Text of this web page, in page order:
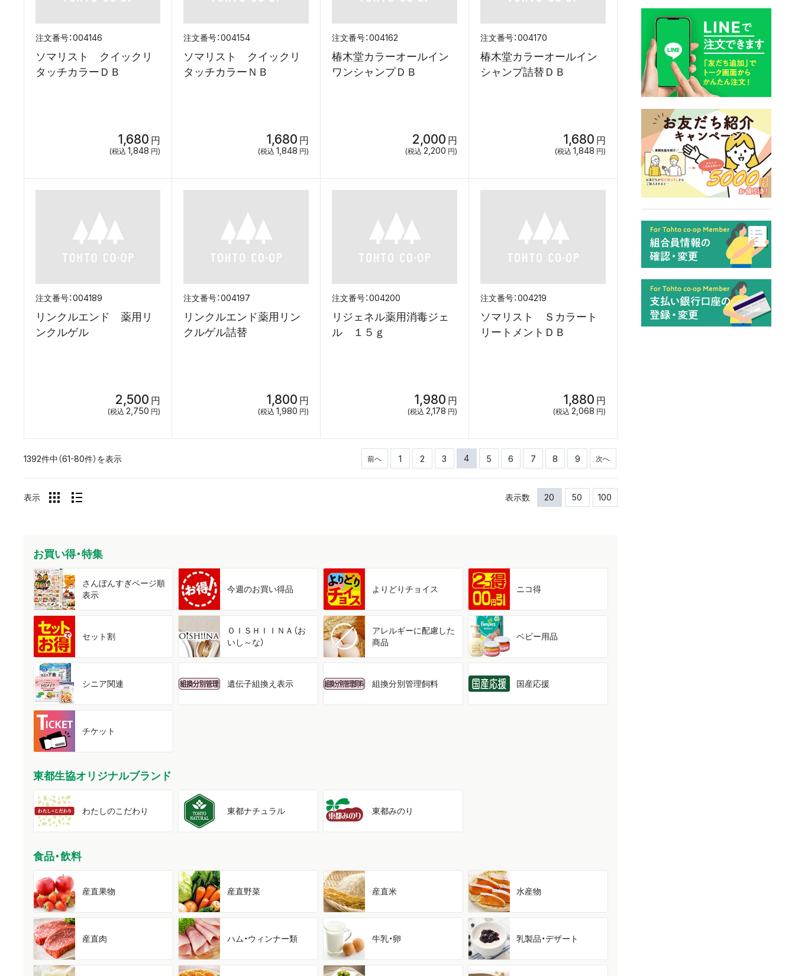
004146
ソマリスト クイックリ
タッチカラーＤＢ
1,680 円
(税込 1,848 円)
004154
ソマリスト クイックリ
タッチカラーＮＢ
1,680 円
(税込 1,848 円)
004162
椿木堂カラーオールイン
ワンシャンプＤＢ
2,000 円
(税込 2,200 円)
004170
椿木堂カラーオールイン
シャンプ詰替ＤＢ
1,680 円
(税込 1,848 円)
004189
リンクルエンド 薬用リ
ンクルゲル
2,500 円
(税込 2,750 円)
004197
リンクルエンド薬用リン
クルゲル詰替
1,800 円
(税込 1,980 円)
004200
リジェネル薬用消毒ジェ
ル １５ｇ
1,980 円
(税込 2,178 円)
004219
ソマリスト Ｓカラート
リートメントＤＢ
1,880 円
(税込 2,068 円)
1392件中（61-80件）を表示 前へ 1 2 3 4 5 6 7 8 9 次へ
表示 表示数 20 50 100
お買い得・特集
さんぼんすぎページ順
表示
今週のお買い得品 よりどりチョイス ニコ得
セット割
ＯＩＳＨＩＩＮＡ（お
いし～な）
アレルギーに配慮した
商品
ベビー用品
シニア関連 遺伝子組換え表示 組換分別管理飼料 国産応援
チケット
東都生協オリジナルブランド
わたしのこだわり 東都ナチュラル 東都みのり
食品・飲料
産直果物 産直野菜 産直米 水産物
産直肉 ハム・ウィンナー類 牛乳・卵 乳製品・デザート